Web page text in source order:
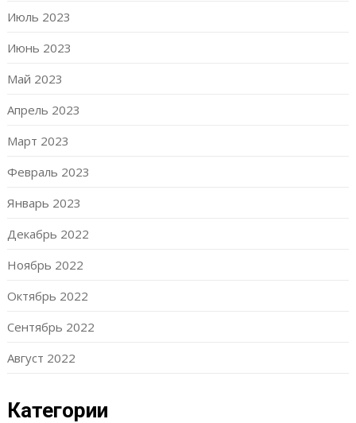
Июль 2023
Июнь 2023
Май 2023
Апрель 2023
Март 2023
Февраль 2023
Январь 2023
Декабрь 2022
Ноябрь 2022
Октябрь 2022
Сентябрь 2022
Август 2022
Категории